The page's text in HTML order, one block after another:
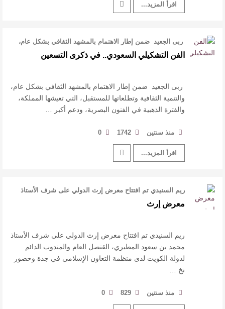
اقرأ المزيد...
ربى الجعيد ضمن إطار الاهتمام بالمشهد الثقافي بشكل عام،
والتنمية الثقافية وتطلع …
الفن التشكيلي السعودي.. في ذكرى التسعين
ربى الجعيد ضمن إطار الاهتمام بالمشهد الثقافي بشكل عام،
والتنمية الثقافية وتطلعاتها للمستقبل، التي تعيشها المملكة،
والفترة الذهبية في الفنون البصرية، ودعم أكبر …
منذ سنتين 1742
0
اقرأ المزيد...
ريم السنيدي تم افتتاح معرض إرث الدولي على شرف الأستاذ
محمد بن سعود المطيري، القن …
معرض إرث
ريم السنيدي تم افتتاح معرض إرث الدولي على شرف الأستاذ
محمد بن سعود المطيري، القنصل العام والمندوب الدائم
لدولة الكويت لدى منظمة التعاون الإسلامي في جدة وحضور
نخ …
منذ سنتين 829
0